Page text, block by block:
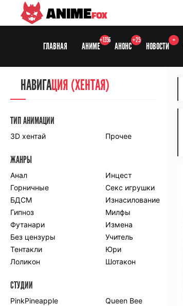
ANIMEFOX
ГЛАВНАЯ АНИМЕ
+1356
АНОНС
+25
НОВОСТИ
+
НАВИГАЦИЯ
СЕЗОНЫ
Anidub
Animedia
Kansai studio
Onibaku
Shiza project
ПО ЖАНРАМ
Комедия
Приключения
Романтика
Школа
Этти
Боевые
искусства
Гарем
Драма
Игры
НАВИГАЦИЯ (ХЕНТАЯ)
ТИП АНИМАЦИИ
3D хентай Прочее
ЖАНРЫ
Анал
Инцест
Горничные
Секс игрушки
БДСМ
Изнасилование
Гипноз
Милфы
Футанари
Измена
Без цензуры
Учитель
Тентакли
Юри
Лоликон
Шотакон
СТУДИИ
PinkPineapple
Queen Bee